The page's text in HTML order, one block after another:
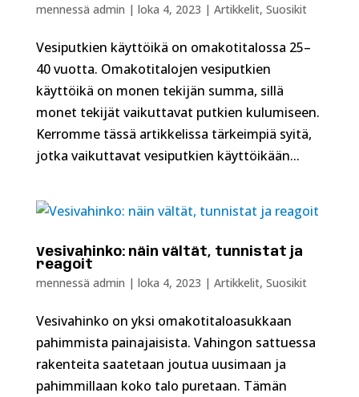
mennessä admin | loka 4, 2023 | Artikkelit, Suosikit
Vesiputkien käyttöikä on omakotitalossa 25–
40 vuotta. Omakotitalojen vesiputkien
käyttöikä on monen tekijän summa, sillä
monet tekijät vaikuttavat putkien kulumiseen.
Kerromme tässä artikkelissa tärkeimpiä syitä,
jotka vaikuttavat vesiputkien käyttöikään...
Vesivahinko: näin vältät, tunnistat ja
reagoit
mennessä admin | loka 4, 2023 | Artikkelit, Suosikit
Vesivahinko on yksi omakotitaloasukkaan
pahimmista painajaisista. Vahingon sattuessa
rakenteita saatetaan joutua uusimaan ja
pahimmillaan koko talo puretaan. Tämän